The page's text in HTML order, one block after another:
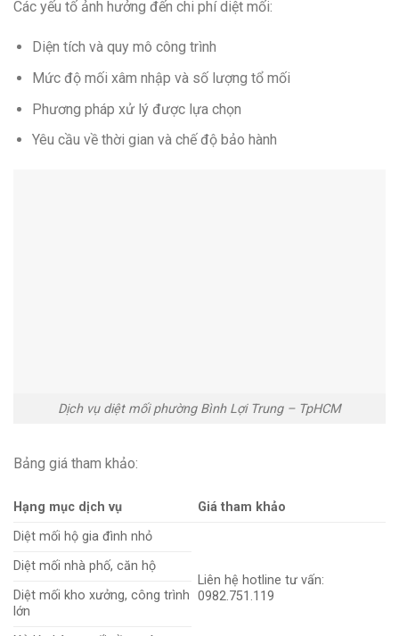
Các yếu tố ảnh hưởng đến chi phí diệt mối:
Diện tích và quy mô công trình
Mức độ mối xâm nhập và số lượng tổ mối
Phương pháp xử lý được lựa chọn
Yêu cầu về thời gian và chế độ bảo hành
Dịch vụ diệt mối phường Bình Lợi Trung – TpHCM
Bảng giá tham khảo:
Hạng mục dịch vụ
Giá tham khảo
Diệt mối hộ gia đình nhỏ
Liên hệ hotline tư vấn:
0982.751.119
Diệt mối nhà phố, căn hộ
Diệt mối kho xưởng, công trình
lớn